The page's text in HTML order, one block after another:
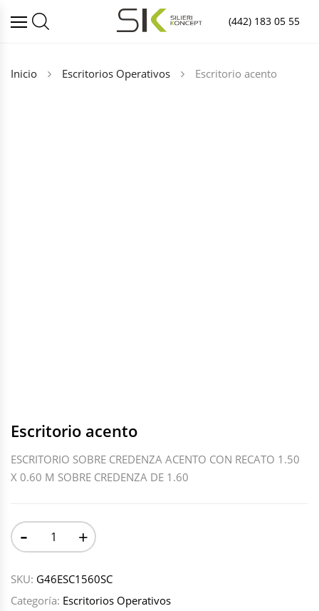
(442) 183 05 55
Inicio Escritorios Operativos Escritorio acento
Escritorio acento
ESCRITORIO SOBRE CREDENZA ACENTO CON RECATO 1.50
X 0.60 M SOBRE CREDENZA DE 1.60
- +
SKU: G46ESC1560SC
Categoría: Escritorios Operativos